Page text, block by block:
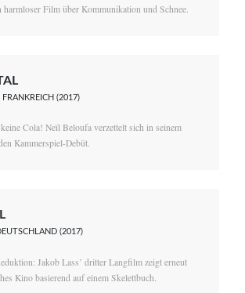
harmloser Film über Kommunikation und Schnee.
, FRANKREICH (2017)
Cola! Neïl Beloufa verzettelt sich in seinem
Kammerspiel-Debüt.
(2017)
Jakob Lass’ dritter Langfilm zeigt erneut
Kino basierend auf einem Skelettbuch.